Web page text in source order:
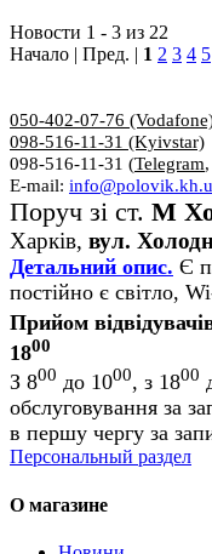
Новости 1 - 3 из 22
Начало | Пред. | 1 2 3 4 5
050-402-07-76
098-516-11-31 (Kyivstar)
098-516-11-31 (Telegram,
E-mail:
Поруч зі ст. М
Харків, вул.
Детальний опис. Є
постійно є світло,
Прийом
1800
З 800 до 1000, з 1800
обслуговування за
в першу чергу за
Персональный раздел
О магазине